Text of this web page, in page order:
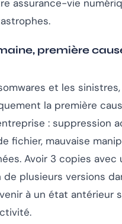
assurance-vie
première
et les sinistres,
la première
: suppression
fichier, mauvaise
Avoir 3 copies avec
de plusieurs versions
à un état antérieur